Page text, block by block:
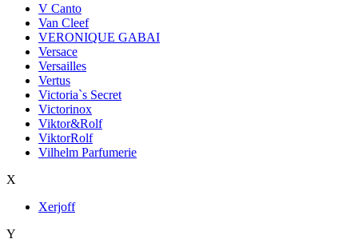
V Canto
Van Cleef
VERONIQUE GABAI
Versace
Versailles
Vertus
Victoria`s Secret
Victorinox
Viktor&Rolf
ViktorRolf
Vilhelm Parfumerie
X
Xerjoff
Y